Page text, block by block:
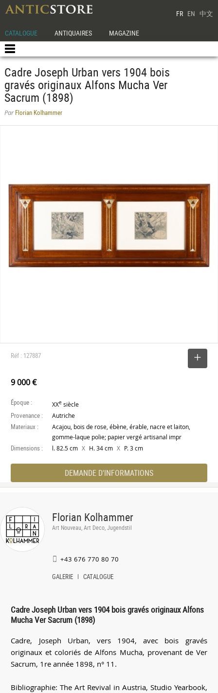
FR EN 中文
CATALOGUE ANTIQUAIRES MAGAZINE
Cadre Joseph Urban vers 1904 bois
gravés originaux Alfons Mucha Ver
Sacrum (1898)
ParFlorian Kolhammer
Réf : 127887
9 000 €
Époque : XXe siècle
Provenance : Autriche
Materiaux :
Acajou, bois de rose, ébène, érable, nacre et laiton,
gomme-laque polie; papier vergé artisanal impr
Dimensions : l. 82.5 cm X H. 34 cm X P. 3 cm
DEMANDE D'INFORMATIONS
Florian Kolhammer
Art Nouveau, Art Deco, Jugendstil
+43 676 770 80 70
GALERIE CATALOGUE
Cadre Joseph Urban vers 1904 bois gravés originaux Alfons
Mucha Ver Sacrum (1898)
Cadre, Joseph Urban, vers 1904, avec bois gravés
originaux et coloriés de Alfons Mucha, provenant de Ver
Sacrum, 1re année 1898, n° 11.
Bibliographie: The Art Revival in Austria, Studio Yearbook,